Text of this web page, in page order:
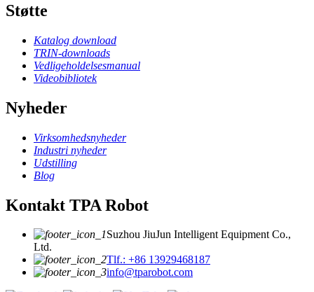
Støtte
Katalog download
TRIN-downloads
Vedligeholdelsesmanual
Videobibliotek
Nyheder
Virksomhedsnyheder
Industri nyheder
Udstilling
Blog
Kontakt TPA Robot
Suzhou JiuJun Intelligent Equipment Co.,
Ltd.
Tlf.: +86 13929468187
info@tparobot.com